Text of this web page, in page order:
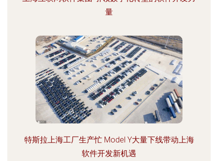
量
特斯拉上海工厂生产忙 Model Y大量下线带动上海
软件开发新机遇